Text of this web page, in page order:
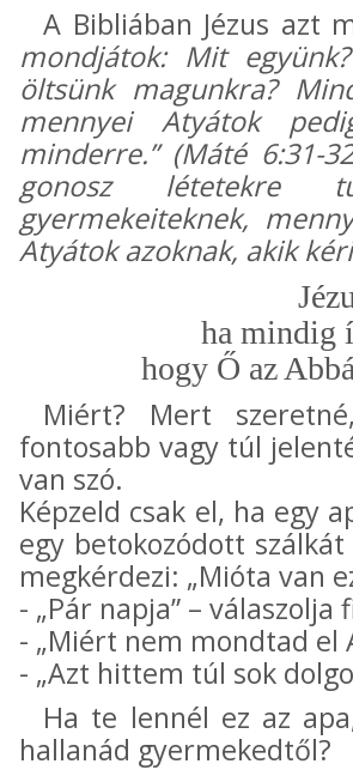
A Bibliában Jézus azt
mondjátok: Mit
öltsünk magunkra?
mennyei Atyátok
minderre.” (Máté 6:31-32
gonosz létetekre
gyermekeiteknek,
Atyátok azoknak, akik
ha mindig
hogy Ő az
Miért? Mert
fontosabb vagy túl
van szó.
Képzeld csak el, ha egy
egy betokozódott
megkérdezi: „Mióta van
- „Pár napja” – válaszolja
- „Miért nem mondtad el
- „Azt hittem túl sok
Ha te lennél ez az
hallanád gyermekedtől?